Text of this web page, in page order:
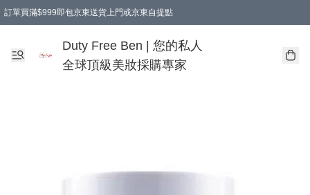
訂單買滿$999即包京東送貨上門或京東自提點
Duty Free Ben | 您的私人
全球頂級美妝採購專家